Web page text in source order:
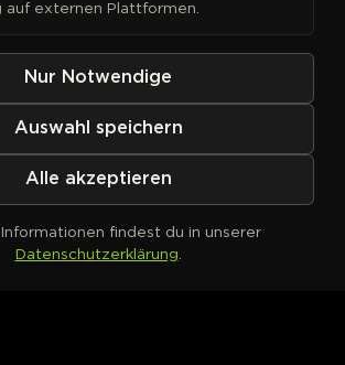
Produkt definiert
auf externen Plattformen.
Nur Notwendige
Auswahl speichern
Alle akzeptieren
findest du in unserer
Datenschutzerklärung